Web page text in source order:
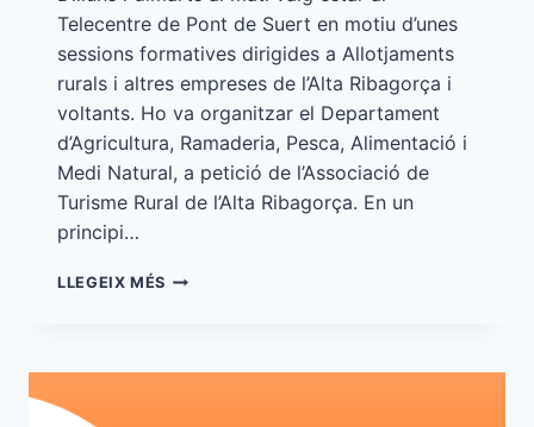
Telecentre de Pont de Suert en motiu d’unes
sessions formatives dirigides a Allotjaments
rurals i altres empreses de l’Alta Ribagorça i
voltants. Ho va organitzar el Departament
d’Agricultura, Ramaderia, Pesca, Alimentació i
Medi Natural, a petició de l’Associació de
Turisme Rural de l’Alta Ribagorça. En un
principi…
LLEGEIX MÉS FACEBOOK